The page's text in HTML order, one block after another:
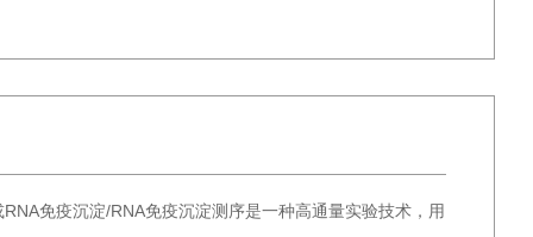
免疫沉淀/RNA免疫沉淀测序是一种高通量实验技术，用